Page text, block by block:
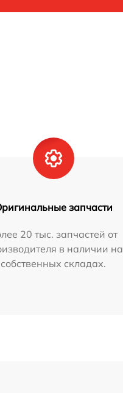
запчасти
20 тыс. запчастей от
в наличии на
собственных складах.